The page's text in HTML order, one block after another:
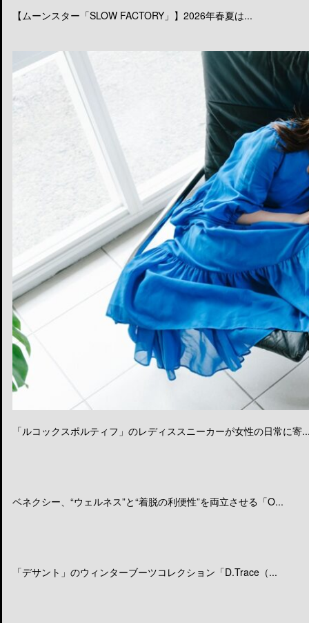
【ムーンスター「SLOW FACTORY」】2026年春夏は...
「ルコックスポルティフ」のレディススニーカーが女性の日常に寄
ベネクシー、“ウェルネス”と“着脱の利便性”を両立させる「O...
「デサント」のウィンターブーツコレクション「D.Trace（...